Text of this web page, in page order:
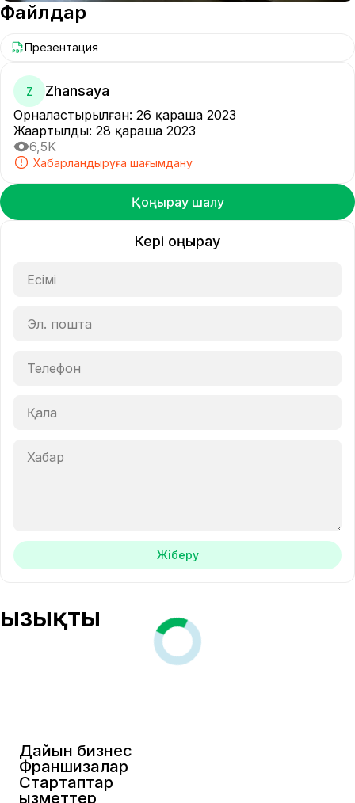
Файлдар
Презентация
Z Zhansaya
Орналастырылған: 26 қараша 2023
Жаңартылды: 28 қараша 2023
6,5K
Хабарландыруға шағымдану
Қоңырау шалу
Кері қоңырау
Жіберу
Қызықты
Дайын бизнес
Франшизалар
Стартаптар
Қызметтер